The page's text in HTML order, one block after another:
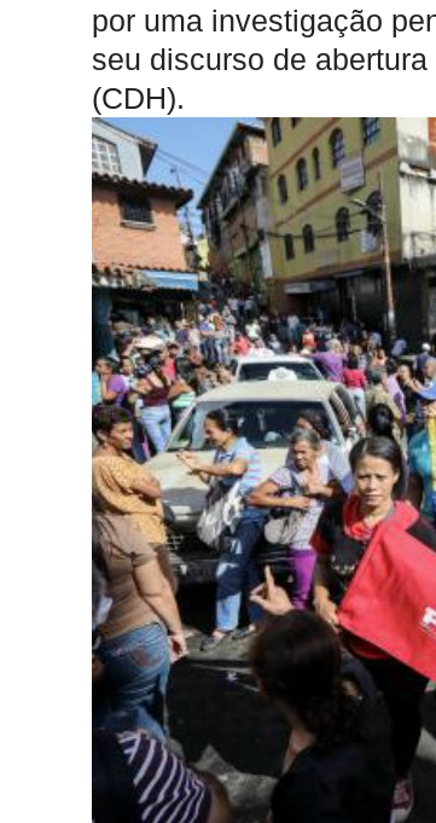
por uma investigação
seu discurso de
(CDH).